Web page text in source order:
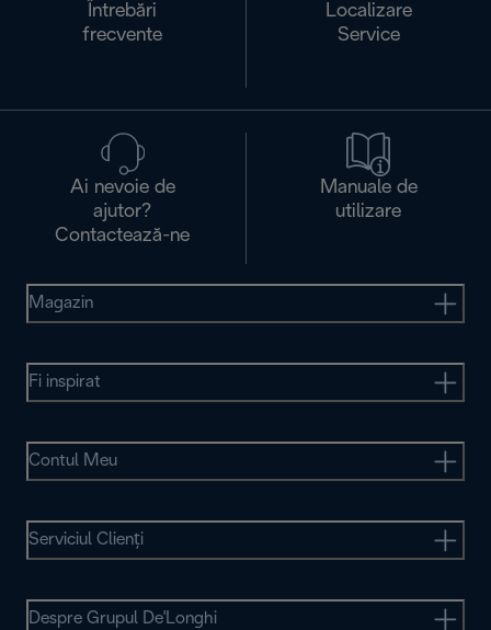
Întrebări
frecvente
Localizare
Service
Ai nevoie de
ajutor?
Contactează-ne
Manuale de
utilizare
Magazin
Fi inspirat
Contul Meu
Serviciul Clienţi
Despre Grupul De'Longhi